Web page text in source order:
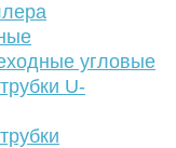
угловые
U-